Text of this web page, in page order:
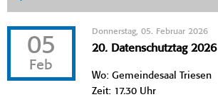
05
Feb
Donnerstag, 05. Februar 2026
20. Datenschutztag 2026
Wo: Gemeindesaal Triesen
Zeit: 17.30 Uhr